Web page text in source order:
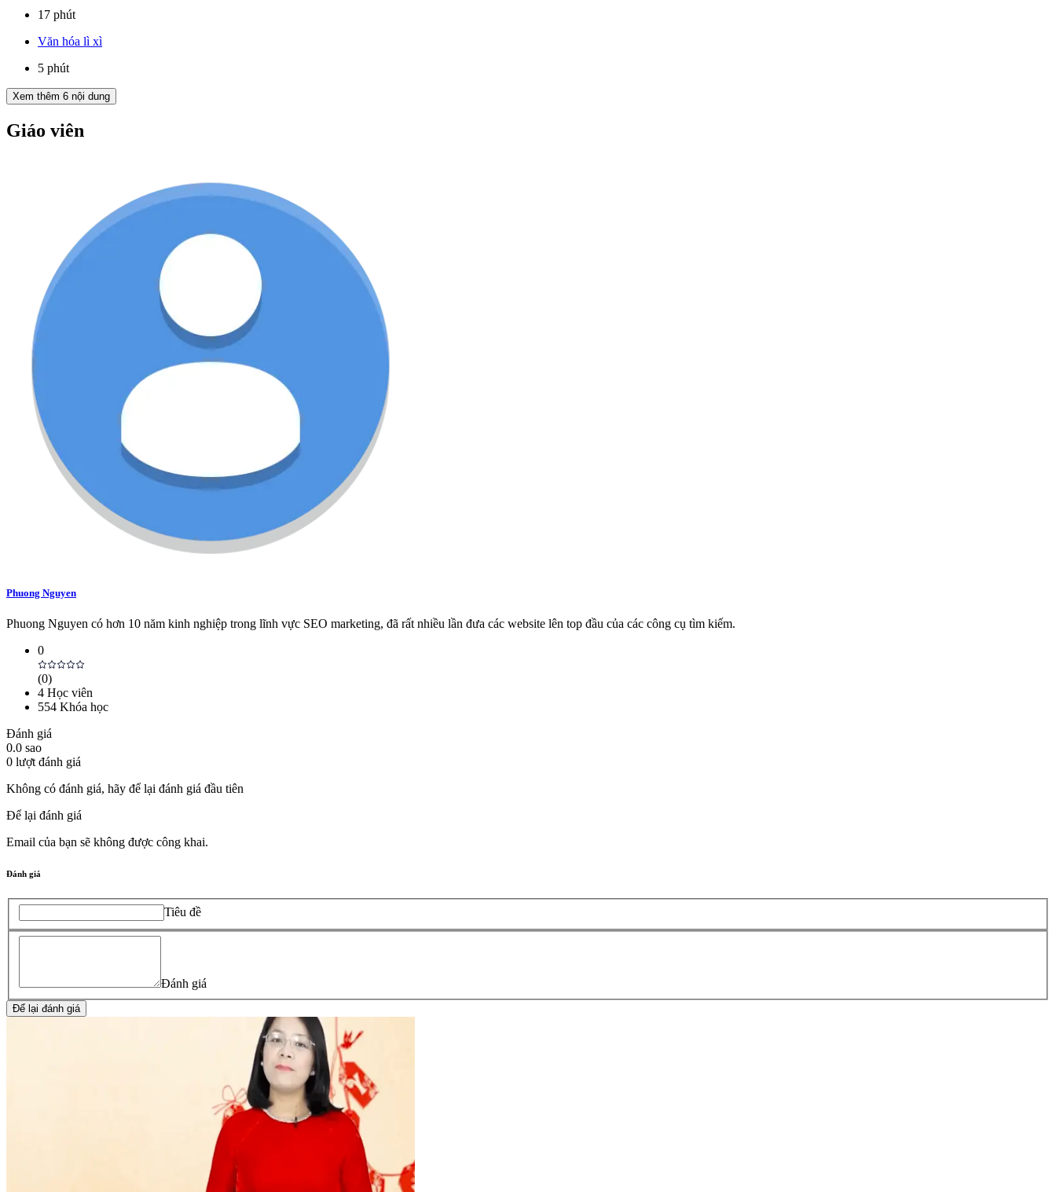
17 phút
Văn hóa lì xì
5 phút
Xem thêm 6 nội dung
Giáo viên
Phuong Nguyen
Phuong Nguyen có hơn 10 năm kinh nghiệp trong lĩnh vực SEO marketing, đã rất nhiều lần đưa các website lên top đầu của các công cụ tìm kiếm.
0
(0)
4 Học viên
554 Khóa học
Đánh giá
0.0 sao
0 lượt đánh giá
Không có đánh giá, hãy để lại đánh giá đầu tiên
Để lại đánh giá
Email của bạn sẽ không được công khai.
Đánh giá
Tiêu đề
Đánh giá
Để lại đánh giá